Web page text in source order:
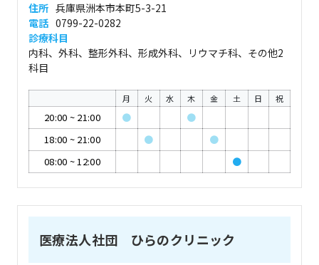
住所 兵庫県洲本市本町5-3-21
電話 0799-22-0282
診療科目
内科、外科、整形外科、形成外科、リウマチ科、その他2
科目
月 火 水 木 金 土 日 祝
20:00 ~ 21:00 ●
●
18:00 ~ 21:00 ●
●
08:00 ~12:00 ●
医療法人社団 ひらのクリニック